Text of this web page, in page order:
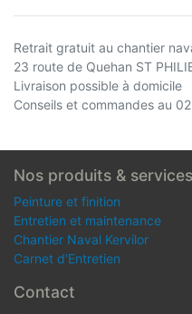
Retrait gratuit au chantier
23 route de Quehan ST
Livraison possible à domicile
Conseils et commandes au
Nos produits & services
Peinture et finition
Entretien et maintenance
Chantier Naval Kervilor
Carnet d'Entretien
Contact